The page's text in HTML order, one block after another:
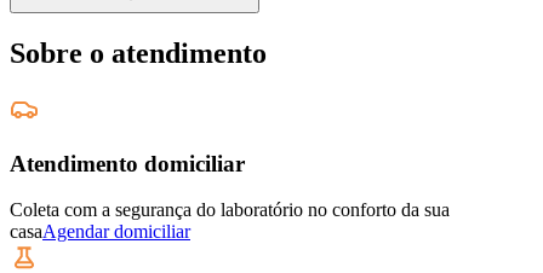
Sobre o atendimento
Atendimento domiciliar
Coleta com a segurança do laboratório no conforto da sua
casaAgendar domiciliar